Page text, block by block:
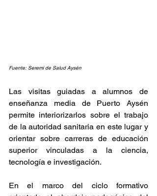
Fuente: Seremi de Salud Aysén
Las visitas guiadas a alumnos de
enseñanza media de Puerto Aysén
permite interiorizarlos sobre el trabajo
de la autoridad sanitaria en este lugar y
orientar sobre carreras de educación
superior vinculadas a la ciencia,
tecnología e investigación.
En el marco del ciclo formativo